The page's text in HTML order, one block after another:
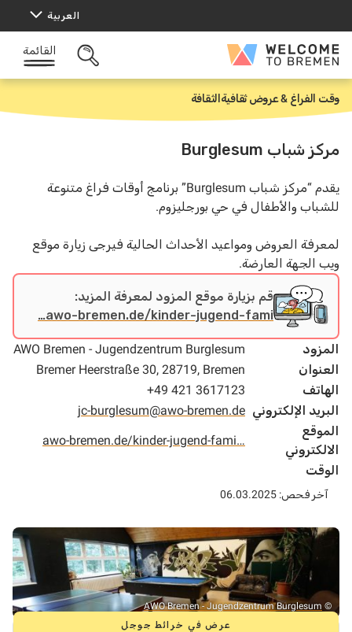
المحتوى
العربية
Welcome
Bremen
البحث
القائمة
ا
ل
ي
ة
وقت الفراغ & عروض ثقافية الثقافة
مركز شباب Burglesum
يقدم “مركز شباب Burglesum” برنامج أوقات فراغ متنوعة
للشباب والأطفال في حي بورجليزوم.
لمعرفة العروض ومواعيد الأحداث الحالية فيرجى زيارة موقع
ويب الجهة العارضة.
قم بزيارة موقع المزود لمعرفة المزيد:
awo-bremen.de/kinder-jugend-fami…
المزود
AWO Bremen - Jugendzentrum Burglesum
العنوان
Bremer Heerstraße 30, 28719, Bremen
الهاتف
+49 421 3617123
البريد الإلكتروني jc-burglesum@awo-bremen.de
الموقع
الالكتروني
awo-bremen.de/kinder-jugend-fami…
الوقت
آخر فحص: 06.03.2025
©
AWO Bremen - Jugendzentrum Burglesum
عرض في خرائط جوجل